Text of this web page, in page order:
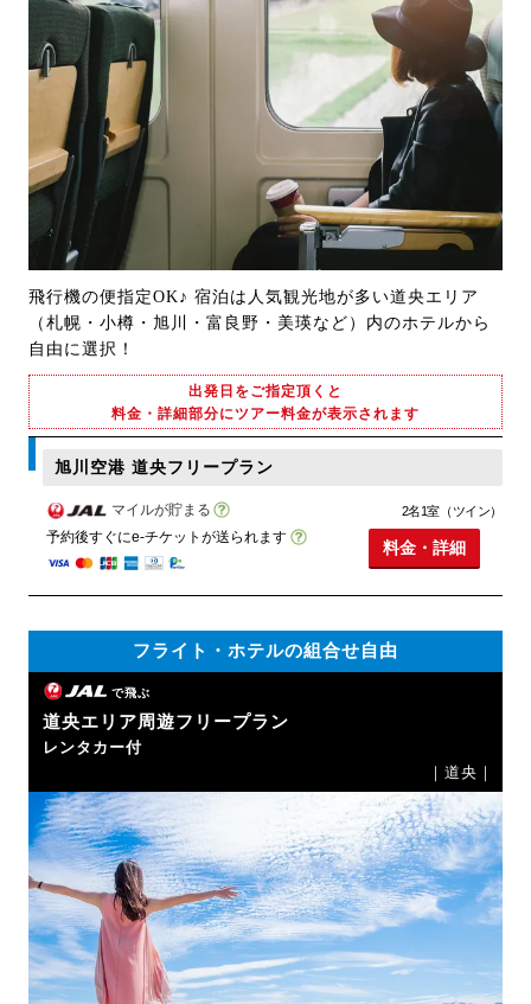
飛行機の便指定OK♪ 宿泊は人気観光地が多い道央エリア
（札幌・小樽・旭川・富良野・美瑛など）内のホテルから
自由に選択！
出発日をご指定頂くと
料金・詳細部分にツアー料金が表示されます
旭川空港 道央フリープラン
マイルが貯まる
予約後すぐにe-チケットが送られます
2名1室（ツイン）
料金・詳細
フライト・ホテルの組合せ自由
で飛ぶ
道央エリア周遊フリープラン
レンタカー付
｜道央｜